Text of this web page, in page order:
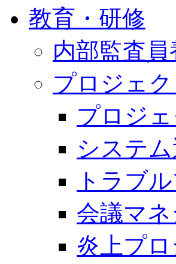
教育・研修
内部監査員
プロジェ
プロジ
システ
トラブ
会議マ
炎上プ